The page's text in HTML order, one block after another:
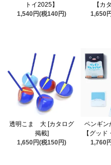
トイ2025】
1,540円(税140円)
【カタ
1,650
透明こま 大 [カタログ
掲載]
1,650円(税150円)
ペンギン
【グッド
1,760